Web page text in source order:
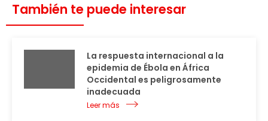
También te puede interesar
La respuesta internacional a la
epidemia de Ébola en África
Occidental es peligrosamente
inadecuada
Leer más